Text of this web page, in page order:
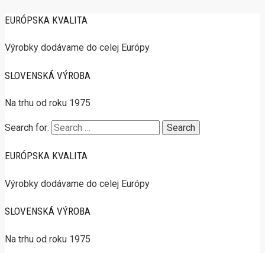
EURÓPSKA KVALITA
Výrobky dodávame do celej Európy
SLOVENSKÁ VÝROBA
Na trhu od roku 1975
Search for:
EURÓPSKA KVALITA
Výrobky dodávame do celej Európy
SLOVENSKÁ VÝROBA
Na trhu od roku 1975